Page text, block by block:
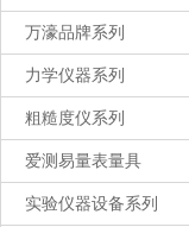
万濠品牌系列
力学仪器系列
粗糙度仪系列
爱测易量表量具
实验仪器设备系列